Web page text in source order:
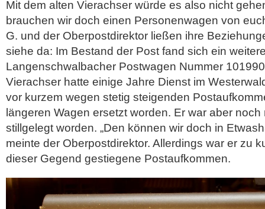
Mit dem alten Vierachser würde es also nicht
brauchen wir doch einen Personenwagen von
G. und der Oberpostdirektor ließen ihre
siehe da: Im Bestand der Post fand sich ein
Langenschwalbacher Postwagen Nummer
Vierachser hatte einige Jahre Dienst im
vor kurzem wegen stetig steigenden
längeren Wagen ersetzt worden. Er war aber noch
stillgelegt worden. „Den können wir doch in
meinte der Oberpostdirektor. Allerdings war er zu
dieser Gegend gestiegene Postaufkommen.